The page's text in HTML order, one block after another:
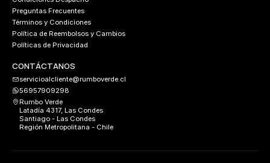
Preguntas Frecuentes
Términos y Condiciones
Política de Reembolsos y Cambios
Políticas de Privacidad
CONTÁCTANOS
servicioalcliente@rumboverde.cl
56957909298
Rumbo Verde
Latadía 4317, Las Condes
Santiago - Las Condes
Región Metropolitana - Chile